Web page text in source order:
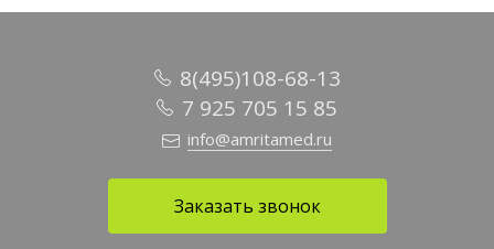
8(495)108-68-13
7 925 705 15 85
info@amritamed.ru
Заказать звонок